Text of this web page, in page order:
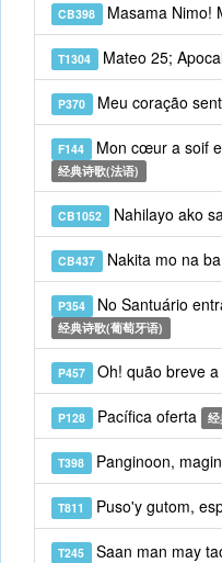
CB398 Masama Nimo!
T1304 Mateo 25;
P370 Meu coração
F144 Mon cœur a soif
经典诗歌(法语)
CB1052 Nahilayo ako
CB437 Nakita mo na
P354 No Santuário
经典诗歌(葡萄牙语)
P457 Oh! quão breve a
P128 Pacífica oferta
T398 Panginoon,
T811 Puso'y gutom,
T245 Saan man may